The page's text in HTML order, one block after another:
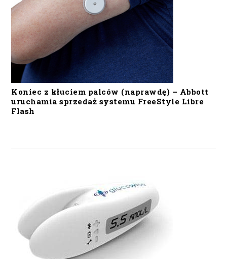
Koniec z kłuciem palców (naprawdę) – Abbott
uruchamia sprzedaż systemu FreeStyle Libre
Flash